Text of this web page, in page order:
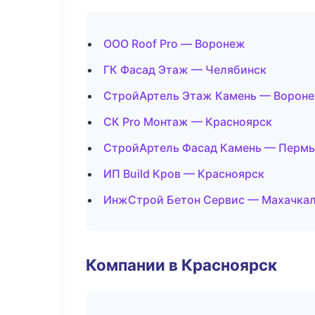
ООО Roof Pro — Воронеж
ГК Фасад Этаж — Челябинск
СтройАртель Этаж Камень —
СК Pro Монтаж — Красноярск
СтройАртель Фасад Камень — Пермь
ИП Build Кров — Красноярск
ИнжСтрой Бетон Сервис —
Компании в Красноярск